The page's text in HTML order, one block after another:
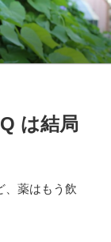
は結局
、薬はもう飲